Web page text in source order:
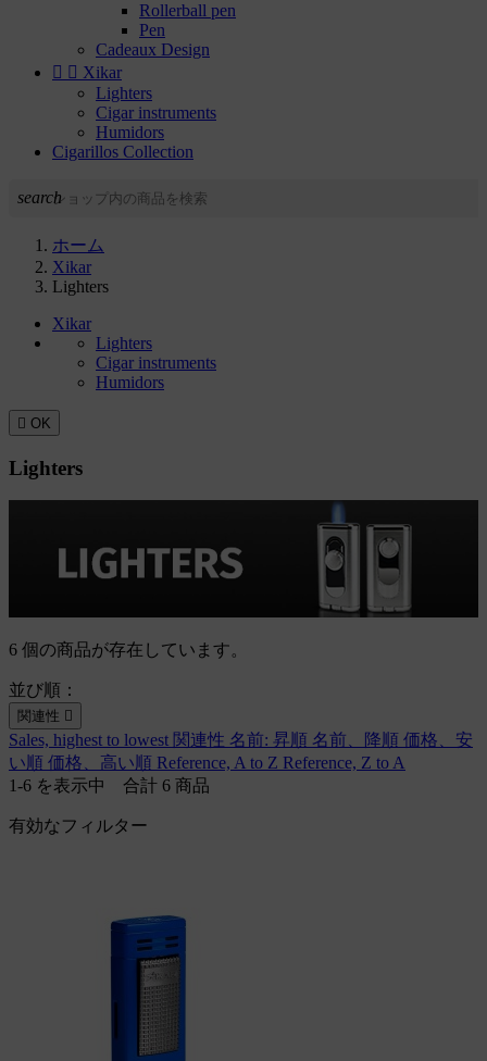
Rollerball pen
Pen
Cadeaux Design
  Xikar
Lighters
Cigar instruments
Humidors
Cigarillos Collection
search
ホーム
Xikar
Lighters
Xikar
Lighters
Cigar instruments
Humidors
 OK
Lighters
6 個の商品が存在しています。
並び順：
関連性 
Sales, highest to lowest 関連性 名前: 昇順 名前、降順 価格、安
い順 価格、高い順 Reference, A to Z Reference, Z to A
1-6 を表示中 合計 6 商品
有効なフィルター